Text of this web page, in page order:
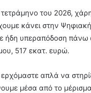
του 2026,
κάνει στην
ήδη υπεραπόδοση πάνω
517 εκατ. ευρώ.
απλά να
μέσα από το